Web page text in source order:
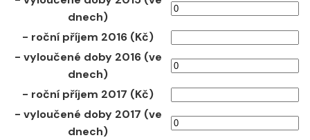
dnech)
- roční příjem 2016 (Kč)
- vyloučené doby 2016 (ve
dnech)
- roční příjem 2017 (Kč)
- vyloučené doby 2017 (ve
dnech)